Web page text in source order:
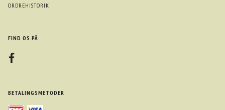
ORDREHISTORIK
FIND OS PÅ
BETALINGSMETODER